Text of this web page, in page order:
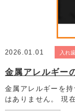
2026.01.01 入れ
金属アレルギーを
はありません。 現